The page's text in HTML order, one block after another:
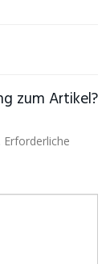
zum Artikel?